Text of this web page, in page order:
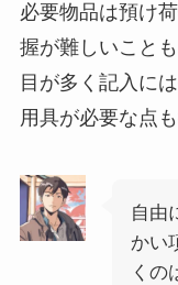
必要物品は預け
握が難しいこと
目が多く記入に
用具が必要な点も
自由
かい
くの